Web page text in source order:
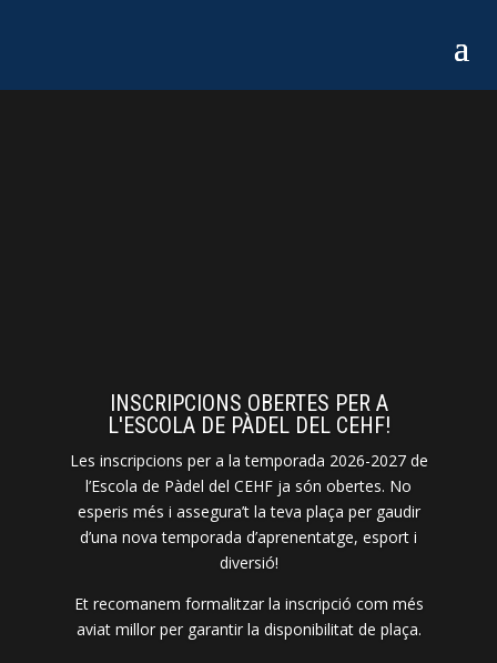
INSCRIPCIONS OBERTES PER A
L'ESCOLA DE PÀDEL DEL CEHF!
Les inscripcions per a la temporada 2026-2027 de
l’Escola de Pàdel del CEHF ja són obertes. No
esperis més i assegura’t la teva plaça per gaudir
d’una nova temporada d’aprenentatge, esport i
diversió!
Et recomanem formalitzar la inscripció com més
aviat millor per garantir la disponibilitat de plaça.